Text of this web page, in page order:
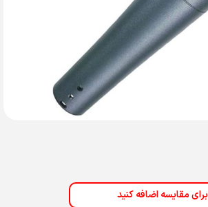
برای مقایسه اضافه کنید